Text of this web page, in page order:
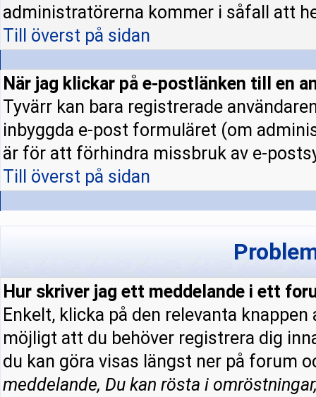
administratörerna kommer i såfall att
Till överst på sidan
När jag klickar på e-postlänken till en
Tyvärr kan bara registrerade
inbyggda e-post formuläret (om
är för att förhindra missbruk av e-
Till överst på sidan
Hur skriver jag ett meddelande i ett
Enkelt, klicka på den relevanta
möjligt att du behöver registrera dig
du kan göra visas längst ner på forum
meddelande, Du kan rösta i